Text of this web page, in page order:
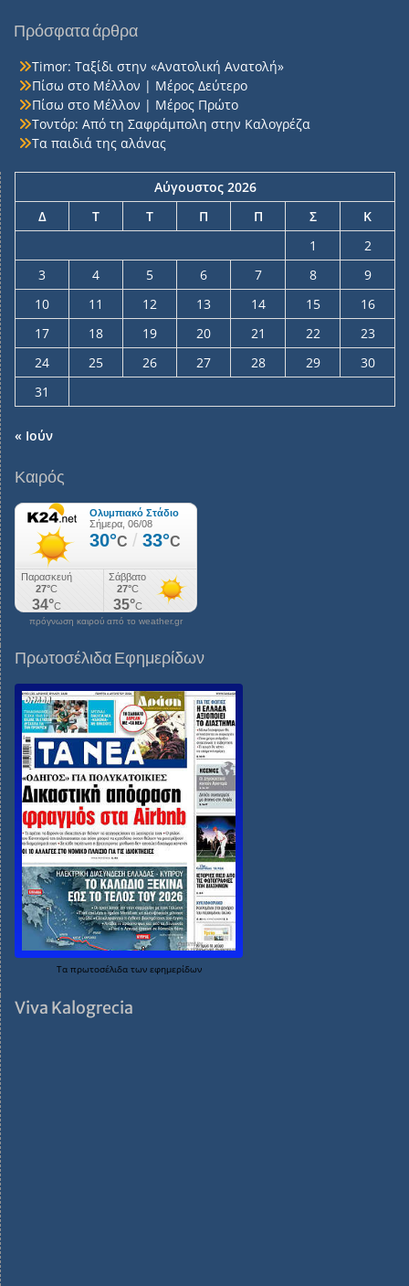
Πρόσφατα άρθρα
Timor: Ταξίδι στην «Ανατολική Ανατολή»
Πίσω στο Μέλλον | Μέρος Δεύτερο
Πίσω στο Μέλλον | Μέρος Πρώτο
Τοντόρ: Από τη Σαφράμπολη στην Καλογρέζα
Τα παιδιά της αλάνας
Αύγουστος 2026
Δ
Τ Τ Π Π Σ
Κ
1
2
3
4 5 6 7 8
9
10
11 12 13 14 15
16
17
18 19 20 21 22
23
24
25 26 27 28 29
30
31
« Ιούν
Καιρός
πρόγνωση καιρού από το weather.gr
Πρωτοσέλιδα Εφημερίδων
Τα πρωτοσέλιδα των εφημερίδων
Viva Kalogrecia